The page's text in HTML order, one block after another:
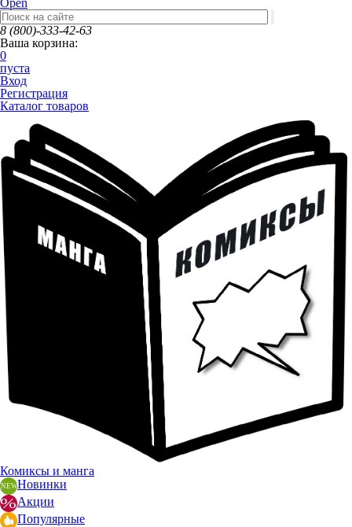
8 (800)-333-42-63
Ваша корзина:
0
пуста
Вход
Регистрация
Каталог товаров
Комиксы и манга
Новинки
Акции
Популярные